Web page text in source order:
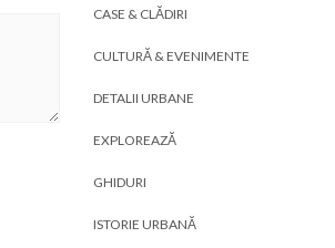
CASE & CLĂDIRI
CULTURĂ & EVENIMENTE
DETALII URBANE
EXPLOREAZĂ
GHIDURI
ISTORIE URBANĂ